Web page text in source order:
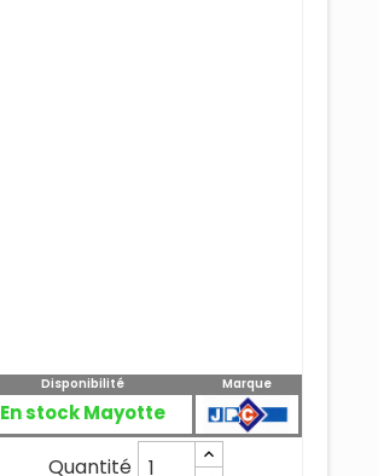
Disponibilité
En stock Mayotte
Marque
Quantité